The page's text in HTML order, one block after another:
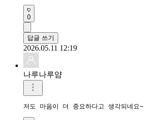
0
답글 쓰기
2026.05.11 12:19
나루나루얌
저도 마음이 더 중요하다고 생각되네요~